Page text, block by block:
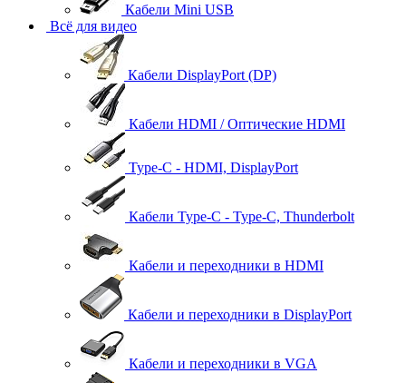
Кабели Mini USB
Всё для видео
Кабели DisplayPort (DP)
Кабели HDMI / Оптические HDMI
Type-C - HDMI, DisplayPort
Кабели Type-C - Type-C, Thunderbolt
Кабели и переходники в HDMI
Кабели и переходники в DisplayPort
Кабели и переходники в VGA